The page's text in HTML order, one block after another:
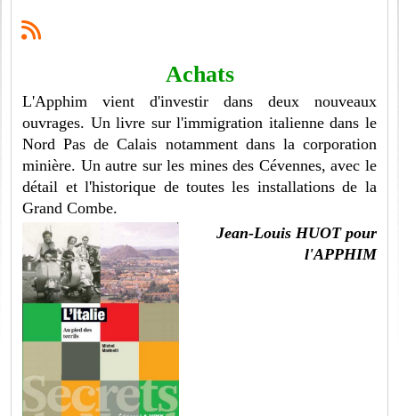
Achats
L'Apphim vient d'investir dans deux nouveaux
ouvrages. Un livre sur l'immigration italienne dans le
Nord Pas de Calais notamment dans la corporation
minière. Un autre sur les mines des Cévennes, avec le
détail et l'historique de toutes les installations de la
Grand Combe.
Jean-Louis HUOT pour
l'APPHIM